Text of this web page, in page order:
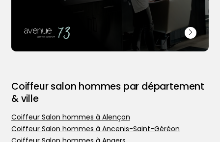
Coiffeur salon hommes par département
& ville
Coiffeur Salon hommes à Alençon
Coiffeur Salon hommes à Ancenis-Saint-Géréon